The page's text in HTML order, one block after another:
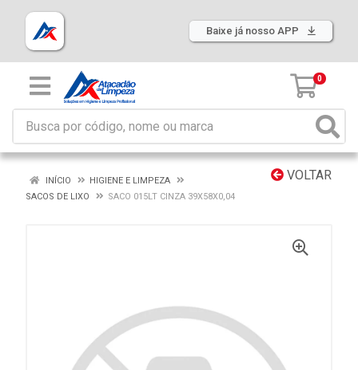
Baixe já nosso APP
0
VOLTAR
INÍCIO
HIGIENE E LIMPEZA
SACOS DE LIXO
SACO 015LT CINZA 39X58X0,04